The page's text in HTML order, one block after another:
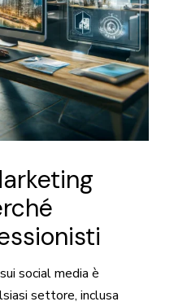
social media è
settore, inclusa